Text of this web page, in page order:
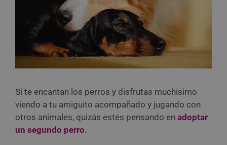
Si te encantan los perros y disfrutas muchísimo
viendo a tu amiguito acompañado y jugando con
otros animales, quizás estés pensando en adoptar
un segundo perro.